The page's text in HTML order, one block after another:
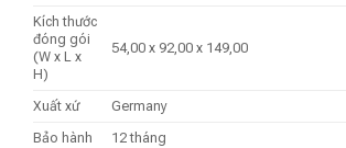
Kích thước
đóng gói
(W x L x
H)
54,00 x 92,00 x 149,00
Xuất xứ
Germany
Bảo hành
12 tháng